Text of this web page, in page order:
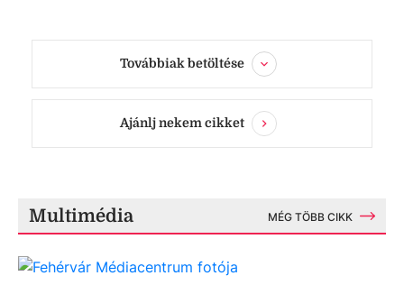
Továbbiak betöltése
Ajánlj nekem cikket
Multimédia MÉG TÖBB CIKK